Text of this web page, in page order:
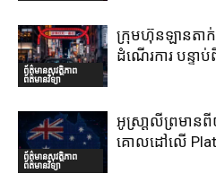
ព័ត៌មានសុវត្ថិភាព
ព័ត៌មានវិទ្យា
ក្រុមហ៊ុនឡានតា
ដំណើរការ បន្ទា
ព័ត៌មានសុវត្ថិភាព
ព័ត៌មានវិទ្យា
អូស្រា្តលីព្រមាន
គោលដៅលើ